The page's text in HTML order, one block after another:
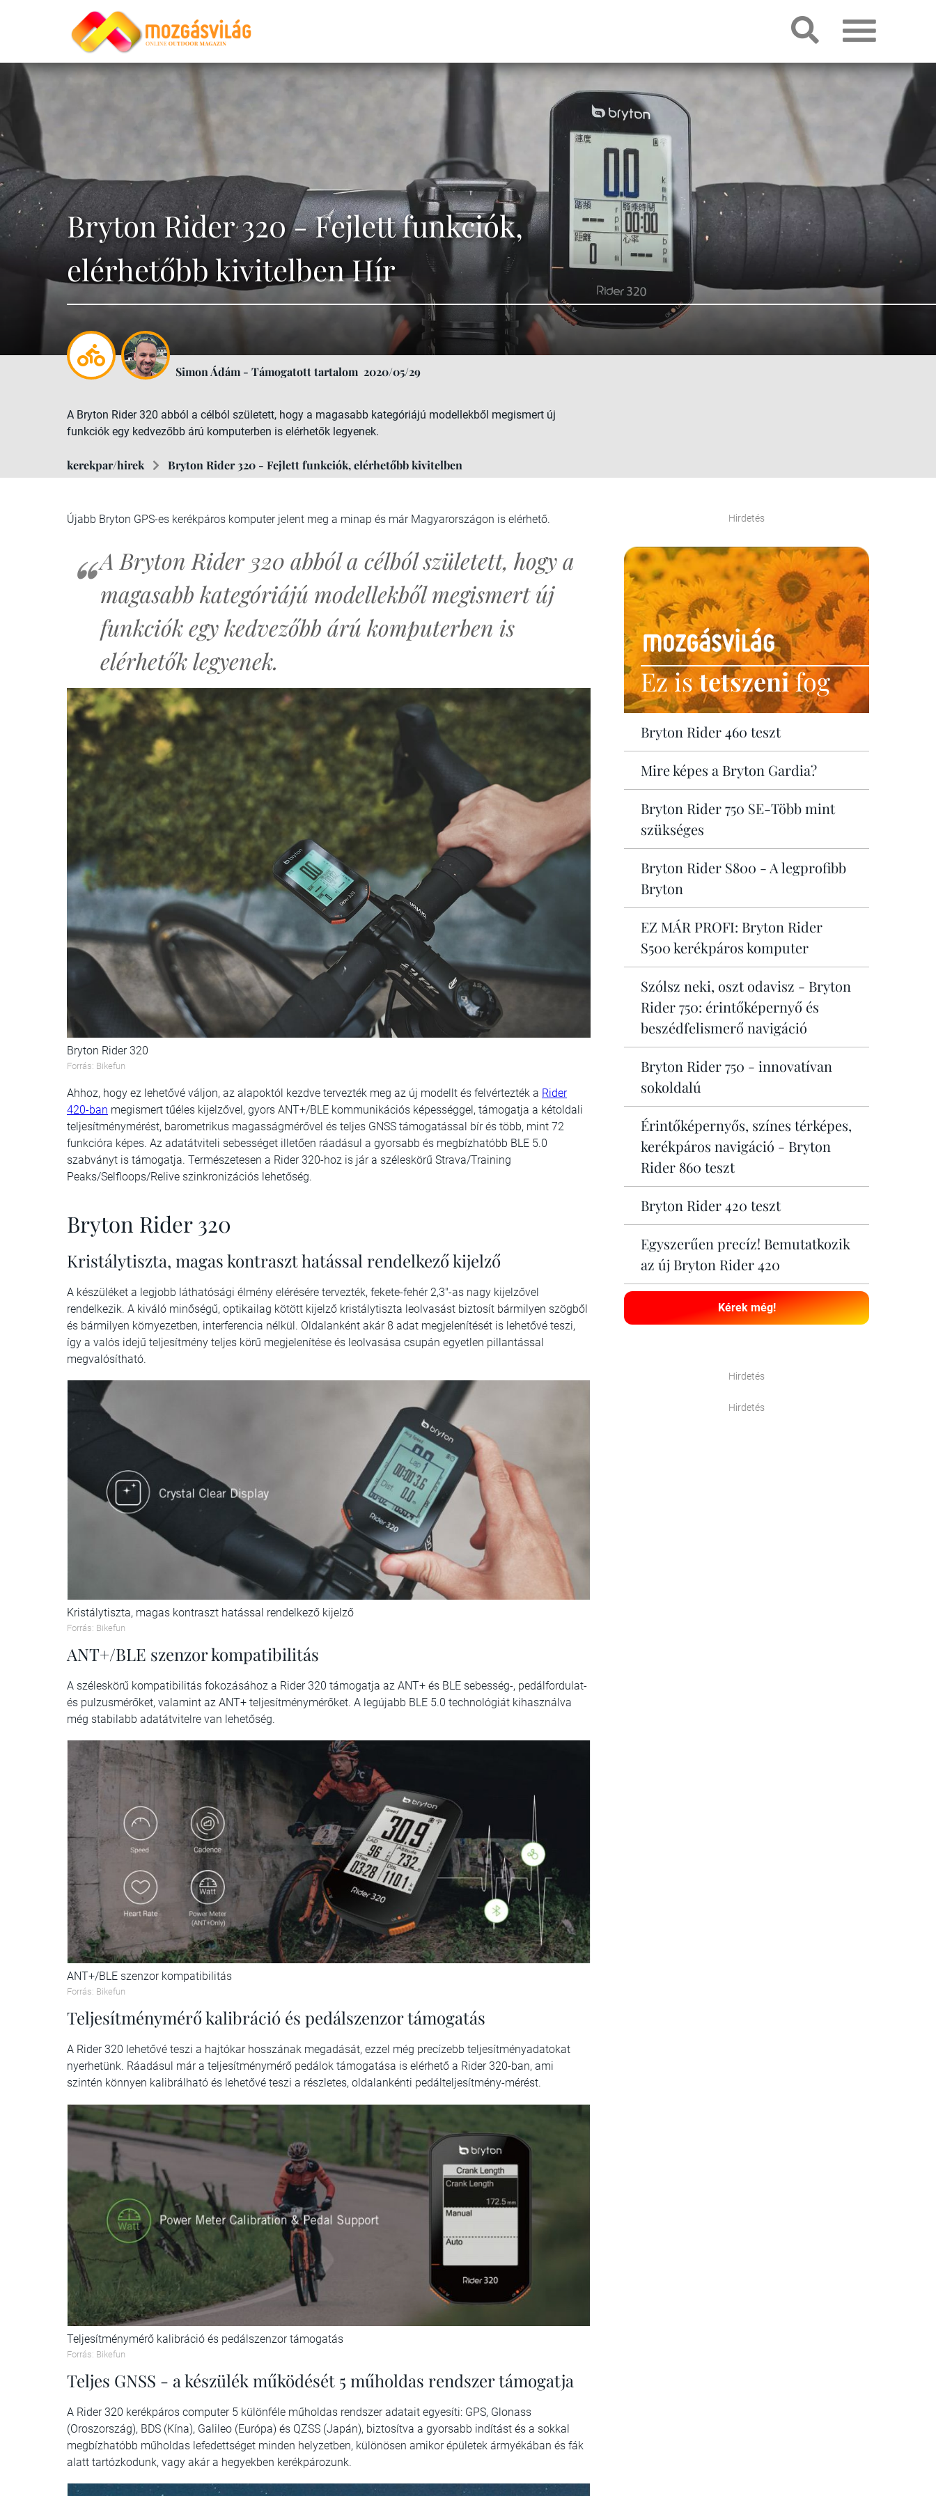
Bryton Rider 320 - Fejlett funkciók,
elérhetőbb kivitelben Hír
Simon Ádám - Támogatott tartalom 2020/05/29
A Bryton Rider 320 abból a célból született, hogy a magasabb kategóriájú modellekből megismert új
funkciók egy kedvezőbb árú komputerben is elérhetők legyenek.
kerekpar/hirek Bryton Rider 320 - Fejlett funkciók, elérhetőbb kivitelben
Újabb Bryton GPS-es kerékpáros komputer jelent meg a minap és már Magyarországon is elérhető.
A Bryton Rider 320 abból a célból született, hogy a
magasabb kategóriájú modellekből megismert új
funkciók egy kedvezőbb árú komputerben is
elérhetők legyenek.
Bryton Rider 320
Forrás: Bikefun
Ahhoz, hogy ez lehetővé váljon, az alapoktól kezdve tervezték meg az új modellt és felvértezték a Rider
420-ban megismert tűéles kijelzővel, gyors ANT+/BLE kommunikációs képességgel, támogatja a kétoldali
teljesítménymérést, barometrikus magasságmérővel és teljes GNSS támogatással bír és több, mint 72
funkcióra képes. Az adatátviteli sebességet illetően ráadásul a gyorsabb és megbízhatóbb BLE 5.0
szabványt is támogatja. Természetesen a Rider 320-hoz is jár a széleskörű Strava/Training
Peaks/Selfloops/Relive szinkronizációs lehetőség.
Bryton Rider 320
Kristálytiszta, magas kontraszt hatással rendelkező kijelző
A készüléket a legjobb láthatósági élmény elérésére tervezték, fekete-fehér 2,3"-as nagy kijelzővel
rendelkezik. A kiváló minőségű, optikailag kötött kijelző kristálytiszta leolvasást biztosít bármilyen szögből
és bármilyen környezetben, interferencia nélkül. Oldalanként akár 8 adat megjelenítését is lehetővé teszi,
így a valós idejű teljesítmény teljes körű megjelenítése és leolvasása csupán egyetlen pillantással
megvalósítható.
Kristálytiszta, magas kontraszt hatással rendelkező kijelző
Forrás: Bikefun
ANT+/BLE szenzor kompatibilitás
A széleskörű kompatibilitás fokozásához a Rider 320 támogatja az ANT+ és BLE sebesség-, pedálfordulat-
és pulzusmérőket, valamint az ANT+ teljesítménymérőket. A legújabb BLE 5.0 technológiát kihasználva
még stabilabb adatátvitelre van lehetőség.
ANT+/BLE szenzor kompatibilitás
Forrás: Bikefun
Teljesítménymérő kalibráció és pedálszenzor támogatás
A Rider 320 lehetővé teszi a hajtókar hosszának megadását, ezzel még precízebb teljesítményadatokat
nyerhetünk. Ráadásul már a teljesítménymérő pedálok támogatása is elérhető a Rider 320-ban, ami
szintén könnyen kalibrálható és lehetővé teszi a részletes, oldalankénti pedálteljesítmény-mérést.
Teljesítménymérő kalibráció és pedálszenzor támogatás
Forrás: Bikefun
Teljes GNSS - a készülék működését 5 műholdas rendszer támogatja
A Rider 320 kerékpáros computer 5 különféle műholdas rendszer adatait egyesíti: GPS, Glonass
(Oroszország), BDS (Kína), Galileo (Európa) és QZSS (Japán), biztosítva a gyorsabb indítást és a sokkal
megbízhatóbb műholdas lefedettséget minden helyzetben, különösen amikor épületek ármyékában és fák
alatt tartózkodunk, vagy akár a hegyekben kerékpározunk.
Hirdetés
Ez istetszenifog
Bryton Rider 460 teszt
Mire képes a Bryton Gardia?
Bryton Rider 750 SE-Több mint
szükséges
Bryton Rider S800 - A legprofibb
Bryton
EZ MÁR PROFI: Bryton Rider
S500 kerékpáros komputer
Szólsz neki, oszt odavisz - Bryton
Rider 750: érintőképernyő és
beszédfelismerő navigáció
Bryton Rider 750 - innovatívan
sokoldalú
Érintőképernyős, színes térképes,
kerékpáros navigáció - Bryton
Rider 860 teszt
Bryton Rider 420 teszt
Egyszerűen precíz! Bemutatkozik
az új Bryton Rider 420
Kérek még!
Hirdetés
Hirdetés